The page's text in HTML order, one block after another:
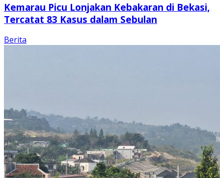
Kemarau Picu Lonjakan Kebakaran di Bekasi,
Tercatat 83 Kasus dalam Sebulan
Berita